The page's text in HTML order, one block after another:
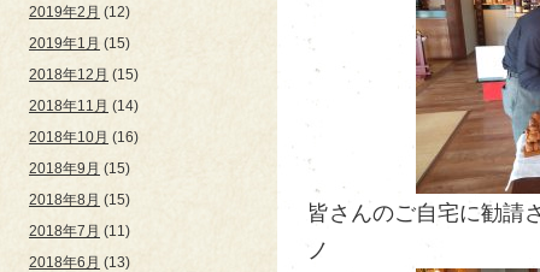
2019年2月 (12)
2019年1月 (15)
2018年12月 (15)
2018年11月 (14)
2018年10月 (16)
2018年9月 (15)
2018年8月 (15)
2018年7月 (11)
2018年6月 (13)
皆さんのご自宅に勧請
ノ